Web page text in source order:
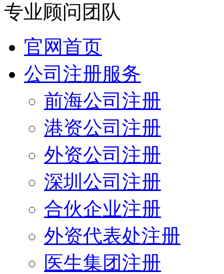
专业顾问团队
官网首页
公司注册服务
前海公司注册
港资公司注册
外资公司注册
深圳公司注册
合伙企业注册
外资代表处注册
医生集团注册